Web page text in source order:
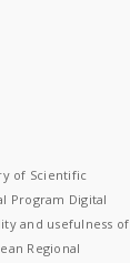
of Scientific
Program Digital
and usefulness of
Regional